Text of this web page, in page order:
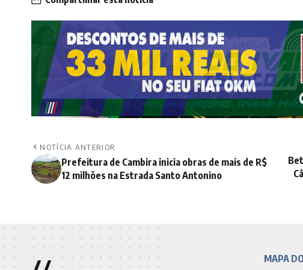
NOTÍCIA ANTERIOR
Prefeitura de Cambira inicia obras de mais de R$
12 milhões na Estrada Santo Antonino
MAPA